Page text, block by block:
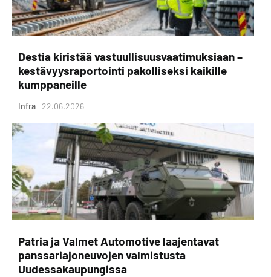
Destia kiristää vastuullisuusvaatimuksiaan –
kestävyysraportointi pakolliseksi kaikille
kumppaneille
Infra 22.06.2026
Patria ja Valmet Automotive laajentavat
panssariajoneuvojen valmistusta
Uudessakaupungissa